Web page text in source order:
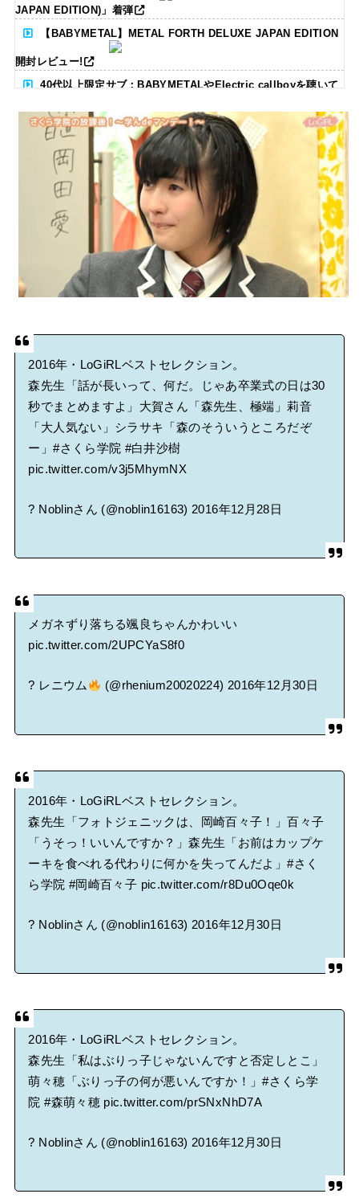
JAPAN EDITION)」着弾
【BABYMETAL】METAL FORTH DELUXE JAPAN EDITION
開封レビュー!
40代以上限定サブ：BABYMETALやElectric callboyを聴いて
る人いる？ 【海外の反応】
BABYMETAL「CANNONBALL外伝」グッズ販売決定
タワーレコード新宿店にてBABYMETALのパネル展が開催中
Powered by livedoor 相互RSS
2016年・LoGiRLベストセレクション。
森先生「話が長いって、何だ。じゃあ卒業式の日は30
秒でまとめますよ」大賀さん「森先生、極端」莉音
「大人気ない」シラサキ「森のそういうところだぞ
ー」#さくら学院 #白井沙樹
pic.twitter.com/v3j5MhymNX
? Noblinさん (@noblin16163) 2016年12月28日
メガネずり落ちる颯良ちゃんかわいい
pic.twitter.com/2UPCYaS8f0
? レニウム (@rhenium20020224) 2016年12月30日
2016年・LoGiRLベストセレクション。
森先生「フォトジェニックは、岡崎百々子！」百々子
「うそっ！いいんですか？」森先生「お前はカップケ
ーキを食べれる代わりに何かを失ってんだよ」#さく
ら学院 #岡崎百々子 pic.twitter.com/r8Du0Oqe0k
? Noblinさん (@noblin16163) 2016年12月30日
2016年・LoGiRLベストセレクション。
森先生「私はぶりっ子じゃないんですと否定しとこ」
萌々穂「ぶりっ子の何が悪いんですか！」#さくら学
院 #森萌々穂 pic.twitter.com/prSNxNhD7A
? Noblinさん (@noblin16163) 2016年12月30日